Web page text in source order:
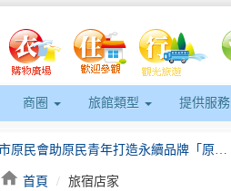
商圈 旅館類型 提供服務
北市原民會助原民青年打造永續品牌「原草文明」正式進駐台北福華大飯店
home 首頁 旅宿店家